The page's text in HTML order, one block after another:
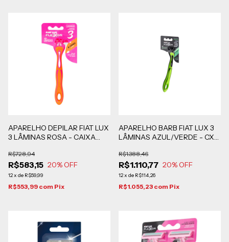
APARELHO DEPILAR FIAT LUX
3 LÂMINAS ROSA - CAIXA
R$583,15
R$728,94
20% OFF
12x de R$59,99
R$553,99 com Pix
APARELHO BARB FIAT LUX 3
LÂMINAS AZUL/VERDE - CX
R$1.110,77
R$1.388,46
20% OFF
12x de R$114,26
R$1.055,23 com Pix